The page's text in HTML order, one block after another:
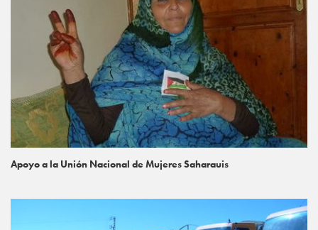
Apoyo a la Unión Nacional de Mujeres Saharauis